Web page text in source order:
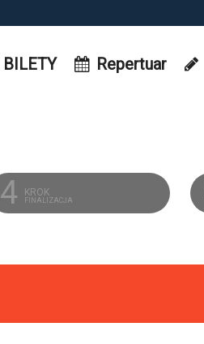
BILETY Repertuar
4 KROK
FINALIZACJA